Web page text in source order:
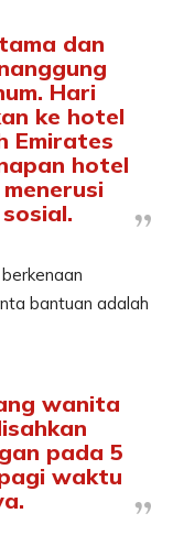
dan
Hari
ke hotel
Emirates
hotel
bantuan adalah
wanita
pada 5
waktu